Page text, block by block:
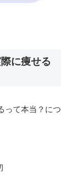
に痩せる
って本当？につ